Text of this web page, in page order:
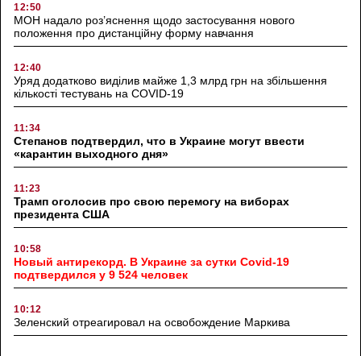
12:50
МОН надало роз’яснення щодо застосування нового
положення про дистанційну форму навчання
12:40
Уряд додатково виділив майже 1,3 млрд грн на збільшення
кількості тестувань на COVID-19
11:34
Степанов подтвердил, что в Украине могут ввести
«карантин выходного дня»
11:23
Трамп оголосив про свою перемогу на виборах
президента США
10:58
Новый антирекорд. В Украине за сутки Covid-19
подтвердился у 9 524 человек
10:12
Зеленский отреагировал на освобождение Маркива